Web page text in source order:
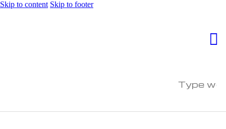
Skip to content Skip to footer